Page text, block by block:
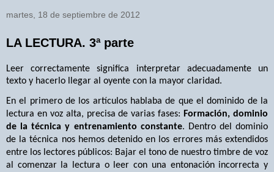
martes, 18 de septiembre de 2012
LA LECTURA. 3ª parte
Leer correctamente significa interpretar adecuadamente un
texto y hacerlo llegar al oyente con la mayor claridad.
En el primero de los artículos hablaba de que el dominido de la
lectura en voz alta, precisa de varias fases:Formación, dominio
de la técnica y entrenamiento constante. Dentro del dominio
de la técnica nos hemos detenido en los errores más extendidos
entre los lectores públicos: Bajar el tono de nuestro timbre de voz
al comenzar la lectura o leer con una entonación incorrecta y